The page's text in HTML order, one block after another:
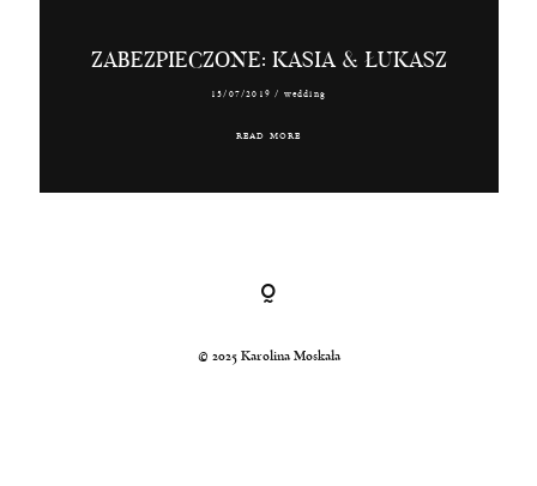
ZABEZPIECZONE: KASIA & ŁUKASZ
15/07/2019/ wedding
READ MORE
© 2025 Karolina Moskała